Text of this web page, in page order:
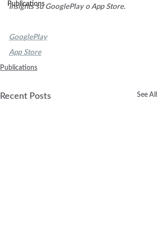
Publications
Insights su GooglePlay o App Store.
GooglePlay
App Store
Publications
Recent Posts See All